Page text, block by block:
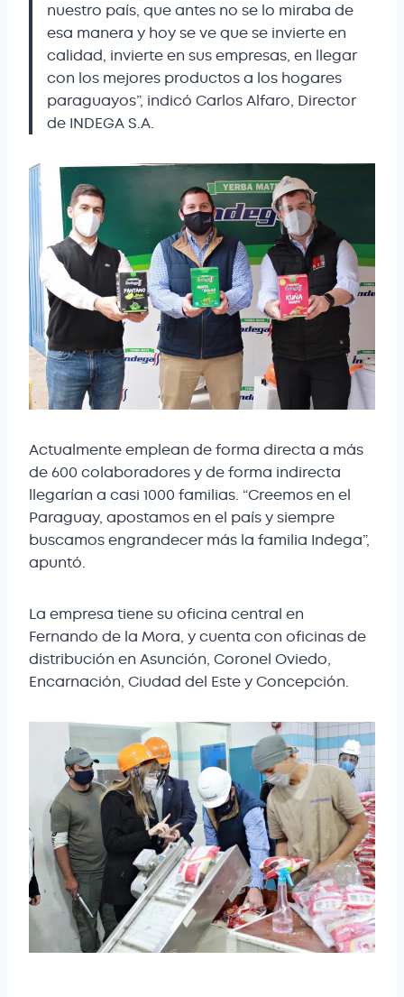
nuestro país, que antes no se lo miraba de
esa manera y hoy se ve que se invierte en
calidad, invierte en sus empresas, en llegar
con los mejores productos a los hogares
paraguayos”, indicó Carlos Alfaro, Director
de INDEGA S.A.
Actualmente emplean de forma directa a más
de 600 colaboradores y de forma indirecta
llegarían a casi 1000 familias. “Creemos en el
Paraguay, apostamos en el país y siempre
buscamos engrandecer más la familia Indega”,
apuntó.
La empresa tiene su oficina central en
Fernando de la Mora, y cuenta con oficinas de
distribución en Asunción, Coronel Oviedo,
Encarnación, Ciudad del Este y Concepción.